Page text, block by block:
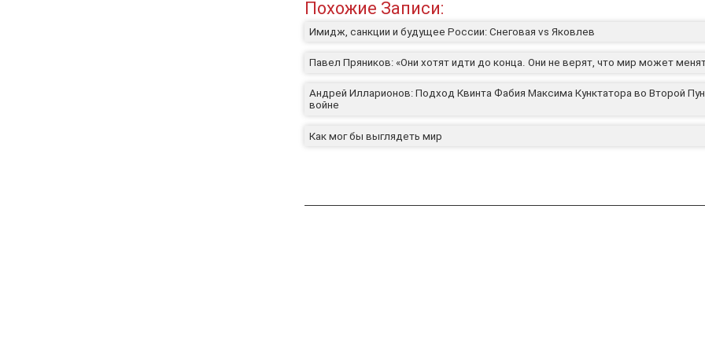
Похожие Записи:
Имидж, санкции и будущее России: Снеговая vs Яковлев
Павел Пряников: «Они хотят идти до конца. Они не верят, что мир может
Андрей Илларионов: Подход Квинта Фабия Максима Кунктатора во Второй
войне
Как мог бы выглядеть мир